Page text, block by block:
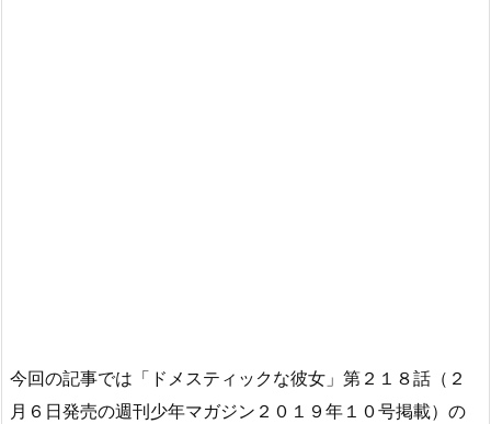
今回の記事では「ドメスティックな彼女」第２１８話（２
月６日発売の週刊少年マガジン２０１９年１０号掲載）の